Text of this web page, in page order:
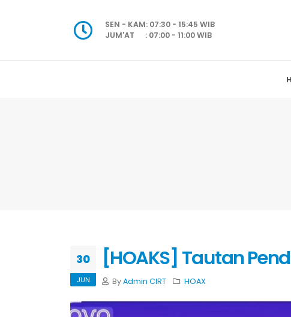
SEN - KAM: 07:30 - 15:45 WIB
JUM'AT : 07:00 - 11:00 WIB
30
JUN
[HOAKS] Tautan
ByAdmin CIRT HOAX